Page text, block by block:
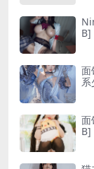
B]
面
面
B]